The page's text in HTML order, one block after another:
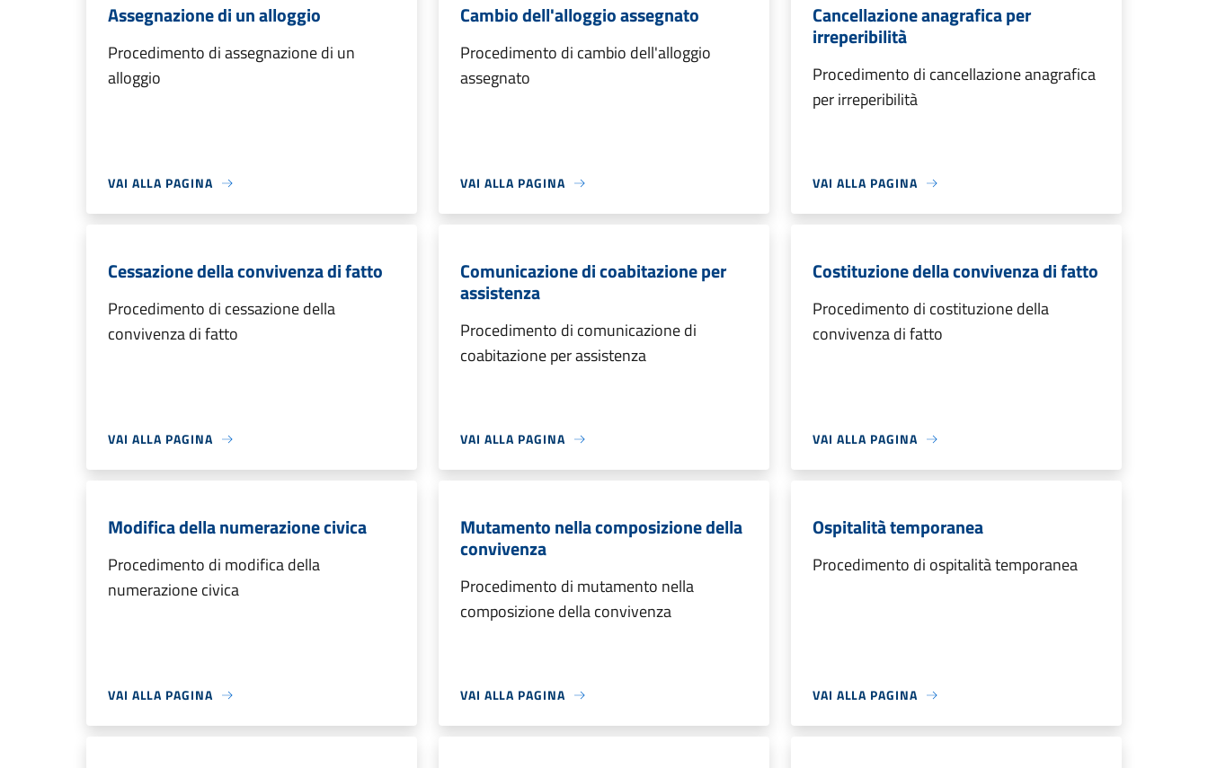
Assegnazione di un alloggio
Procedimento di assegnazione di un
alloggio
VAI ALLA PAGINA
Cambio dell'alloggio assegnato
Procedimento di cambio dell'alloggio
assegnato
VAI ALLA PAGINA
Cancellazione anagrafica per
irreperibilità
Procedimento di cancellazione anagrafica
per irreperibilità
VAI ALLA PAGINA
Cessazione della convivenza di fatto
Procedimento di cessazione della
convivenza di fatto
VAI ALLA PAGINA
Comunicazione di coabitazione per
assistenza
Procedimento di comunicazione di
coabitazione per assistenza
VAI ALLA PAGINA
Costituzione della convivenza di fatto
Procedimento di costituzione della
convivenza di fatto
VAI ALLA PAGINA
Modifica della numerazione civica
Procedimento di modifica della
numerazione civica
VAI ALLA PAGINA
Mutamento nella composizione della
convivenza
Procedimento di mutamento nella
composizione della convivenza
VAI ALLA PAGINA
Ospitalità temporanea
Procedimento di ospitalità temporanea
VAI ALLA PAGINA